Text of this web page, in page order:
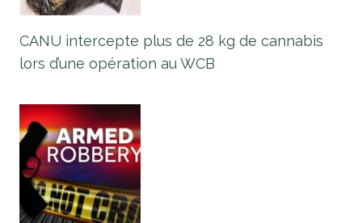
CANU intercepte plus de 28 kg de cannabis
lors d’une opération au WCB